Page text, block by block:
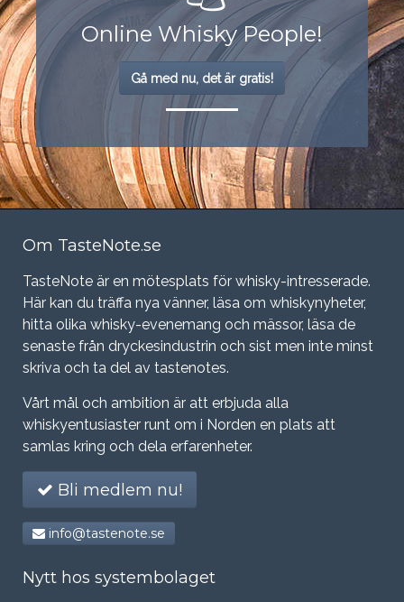
Online Whisky People!
Gå med nu, det är gratis!
Om TasteNote.se
TasteNote är en mötesplats för whisky-intresserade.
Här kan du träffa nya vänner, läsa om whiskynyheter,
hitta olika whisky-evenemang och mässor, läsa de
senaste från dryckesindustrin och sist men inte minst
skriva och ta del av tastenotes.
Vårt mål och ambition är att erbjuda alla
whiskyentusiaster runt om i Norden en plats att
samlas kring och dela erfarenheter.
Bli medlem nu!
info@tastenote.se
Nytt hos systembolaget